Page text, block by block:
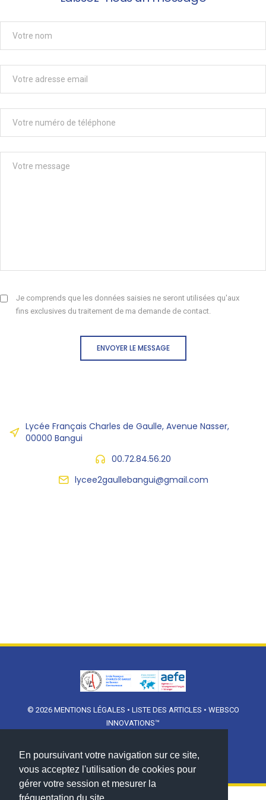
En poursuivant votre navigation sur ce site,
vous acceptez l'utilisation de cookies pour
gérer votre session et mesurer la
fréquentation du site.
Je comprends que les données saisies ne seront utilisées qu'aux
fins exclusives du traitement de ma demande de contact.
ENVOYER LE MESSAGE
Lycée Français Charles de Gaulle, Avenue Nasser,
00000 Bangui
00.72.84.56.20
lycee2gaullebangui@gmail.com
© 2026 MENTIONS LÉGALES • LISTE DES ARTICLES • WEBSCO
INNOVATIONS™